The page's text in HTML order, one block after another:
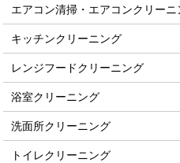
エアコン清掃・エアコンクリーニ
キッチンクリーニング
レンジフードクリーニング
浴室クリーニング
洗面所クリーニング
トイレクリーニング